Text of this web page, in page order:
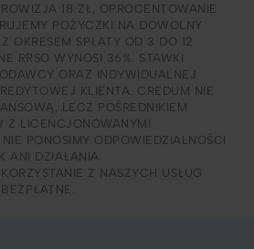
18 ZŁ, OPROCENTOWANIE
POŻYCZKI NA DOWOLNY
OKRESEM SPŁATY OD 3 DO 12
RRSO WYNOSI 36%. STAWKI
ORAZ INDYWIDUALNEJ
KLIENTA. CREDUM NIE
LECZ POŚREDNIKIEM
Z LICENCJONOWANYMI
PONOSIMY ODPOWIEDZIALNOŚCI
ANI DZIAŁANIA
Z NASZYCH USŁUG